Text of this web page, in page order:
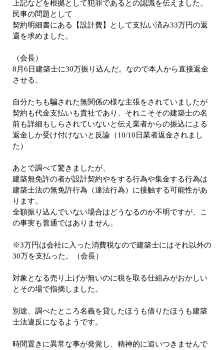
上記などを根拠として犯罪であるとの認識を伝えました。
民事の問題として
契約明細書にある【設計費】として支払い済み33万円の返
還を求めました。
（会長）
8月6日建築士に30万振り込んだ。なので本人から直接返金
させる。
自分たちも騙された無関係の様な主張をされていましたが
契約も代金支払いも貴社であり、それこそその建築士の名
前も詳細もしらされていないと伝え業者からの振込による
返金しか受け付けないと反論（10/10日業者返金されまし
た）
あとで調べて驚きましたが、
建築無免許の者が設計契約やをする行為や集金する行為は
建築士法の無免許行為（違法行為）に接触する可能性があ
ります。
全額振り込んでいない場合はどうなるのか不明ですが、こ
の事実も普通ではありません。
※3万円は会社に入った消費税なので建築士にはそれ以外の
30万を支払った。（会長）
対象となる売り上げが無いのに税を取る仕組みがおかしい
とその場で指摘しました。
別途、調べたところ名義を貸したほうも借りたほうも建築
士法違反になるようです。
時間置きに異常な事が発覚し、精神的に追いつきませんで